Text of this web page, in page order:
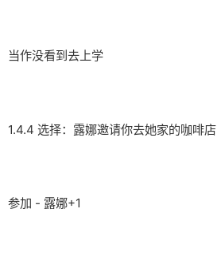
当作没看到去上学
1.4.4 选择：露娜邀请你去她家的咖啡店
参加 - 露娜+1